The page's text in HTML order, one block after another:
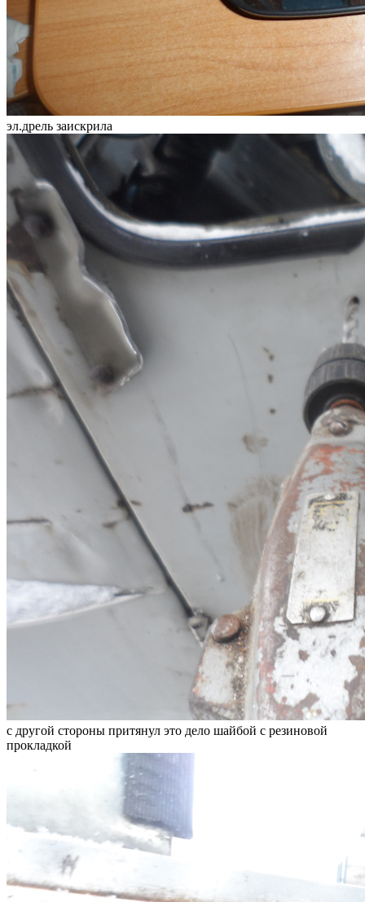
эл.дрель заискрила
с другой стороны притянул это дело шайбой с резиновой
прокладкой